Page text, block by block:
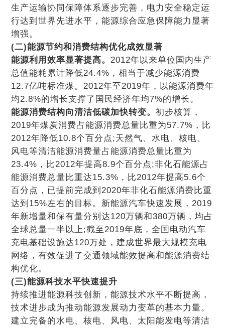
生产运输协同保障体系逐步完善，电力安全稳定运
行达到世界先进水平，能源综合应急保障能力显著
增强。
(二)能源节约和消费结构优化成效显著
能源利用效率显著提高。 2012年以来单位国内生产
总值能耗累计降低24.4%，相当于减少能源消费
12.7亿吨标准煤。2012年至2019年，以能源消费年
均2.8%的增长支撑了国民经济年均7%的增长。
能源消费结构向清洁低碳加快转变。 初步核算，
2019年煤炭消费占能源消费总量比重为57.7%，比
2012年降低10.8个百分点;天然气、水电、核电、
风电等清洁能源消费量占能源消费总量比重为
23.4%，比2012年提高8.9个百分点;非化石能源占
能源消费总量比重达15.3%，比2012年提高5.6个
百分点，已提前完成到2020年非化石能源消费比重
达到15%左右的目标。新能源汽车快速发展，2019
年新增量和保有量分别达120万辆和380万辆，均占
全球总量一半以上;截至2019年底，全国电动汽车
充电基础设施达120万处，建成世界最大规模充电
网络，有效促进了交通领域能效提高和能源消费结
构优化。
(三)能源科技水平快速提升
持续推进能源科技创新，能源技术水平不断提高，
技术进步成为推动能源发展动力变革的基本力量。
建立完备的水电、核电、风电、太阳能发电等清洁